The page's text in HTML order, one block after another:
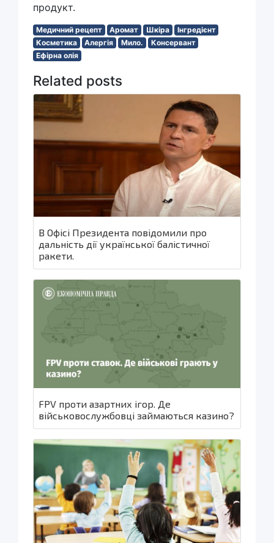
продукт.
Медичний рецепт Аромат Шкіра
Інгредієнт
Косметика
Алергія Мило.
Консервант
Ефірна олія
Related posts
В Офісі Президента повідомили про
дальність дії української балістичної
ракети.
FPV проти азартних ігор. Де
військовослужбовці займаються казино?